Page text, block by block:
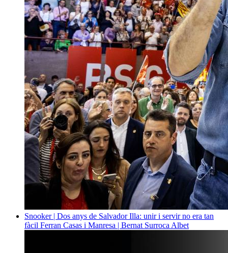
Snooker | Dos anys de Salvador Illa: unir i servir no era tan
fàcil Ferran Casas i Manresa | Bernat Surroca Albet